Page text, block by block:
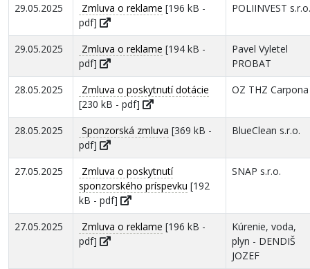
29.05.2025 Zmluva o reklame [196 kB -
pdf]
POLIINVEST s.r.o.
29.05.2025 Zmluva o reklame [194 kB -
pdf]
Pavel Vyletel
PROBAT
28.05.2025
Zmluva o poskytnutí dotácie
[230 kB - pdf]
OZ THZ Carpona
28.05.2025 Sponzorská zmluva [369 kB -
pdf]
BlueClean s.r.o.
27.05.2025
Zmluva o poskytnutí
sponzorského príspevku [192
kB - pdf]
SNAP s.r.o.
27.05.2025 Zmluva o reklame [196 kB -
pdf]
Kúrenie, voda,
plyn - DENDIŠ
JOZEF